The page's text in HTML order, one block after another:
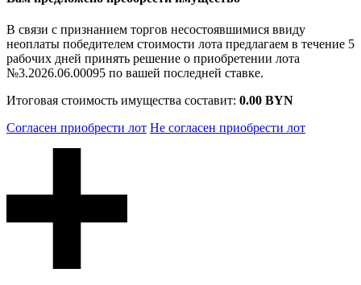
В связи с признанием торгов несостоявшимися ввиду
неоплаты победителем стоимости лота предлагаем в течение 5
рабочих дней принять решение о приобретении лота
№3.2026.06.00095 по вашей последней ставке.
Итоговая стоимость имущества составит: 0.00 BYN
Согласен приобрести лот Не согласен приобрести лот